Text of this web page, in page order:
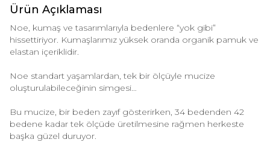
Ürün Açıklaması
Noe, kumaş ve tasarımlarıyla bedenlere “yok gibi”
hissettiriyor. Kumaşlarımız yüksek oranda organik pamuk ve
elastan içeriklidir.
Noe standart yaşamlardan, tek bir ölçüyle mucize
oluşturulabileceğinin simgesi…
Bu mucize, bir beden zayıf gösterirken, 34 bedenden 42
bedene kadar tek ölçüde üretilmesine rağmen herkeste
başka güzel duruyor.